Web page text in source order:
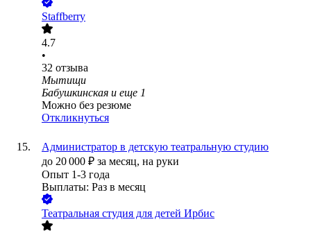
Staffberry
4.7
•
32 отзыва
Мытищи
Бабушкинская и еще 1
Можно без резюме
Откликнуться
Администратор в детскую театральную студию
до 20 000 ₽ за месяц, на руки
Опыт 1-3 года
Выплаты: Раз в месяц
Театральная студия для детей Ирбис